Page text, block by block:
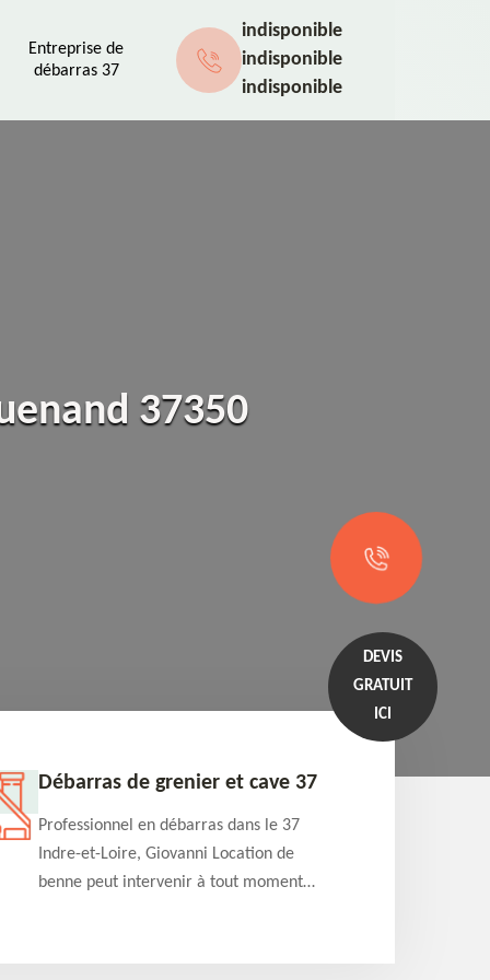
Entreprise de
débarras 37
indisponible
indisponible
indisponible
37350
DEVIS
GRATUIT
ICI
Débarras de grenier et cave 37
Professionnel en débarras dans le 37
Indre-et-Loire, Giovanni Location de
benne peut intervenir à tout moment
détaillé offert